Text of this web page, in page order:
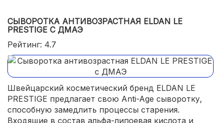
СЫВОРОТКА АНТИВОЗРАСТНАЯ ELDAN LE
PRESTIGE С ДМАЭ
Рейтинг: 4.7
Швейцарский косметический бренд ELDAN LE
PRESTIGE предлагает свою Anti-Age сыворотку,
способную замедлить процессы старения.
Входящие в состав альфа-липоевая кислота и